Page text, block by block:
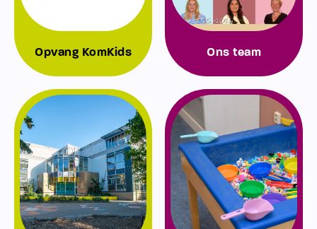
Opvang KomKids Ons team